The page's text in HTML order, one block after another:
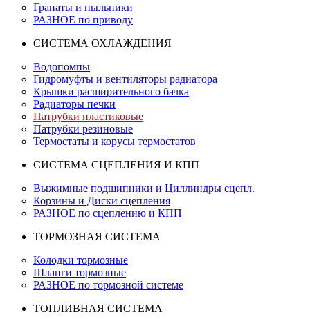
Гранаты и пыльники
РАЗНОЕ по приводу
СИСТЕМА ОХЛАЖДЕНИЯ
Водопомпы
Гидромуфты и вентиляторы радиатора
Крышки расширительного бачка
Радиаторы печки
Патрубки пластиковые
Патрубки резиновые
Термостаты и корусы термостатов
СИСТЕМА СЦЕПЛЕНИЯ И КПП
Выжимные подшипники и Циллиндры сцепл.
Корзины и Диски сцепления
РАЗНОЕ по сцеплению и КПП
ТОРМОЗНАЯ СИСТЕМА
Колодки тормозные
Шланги тормозные
РАЗНОЕ по тормозной системе
ТОПЛИВНАЯ СИСТЕМА